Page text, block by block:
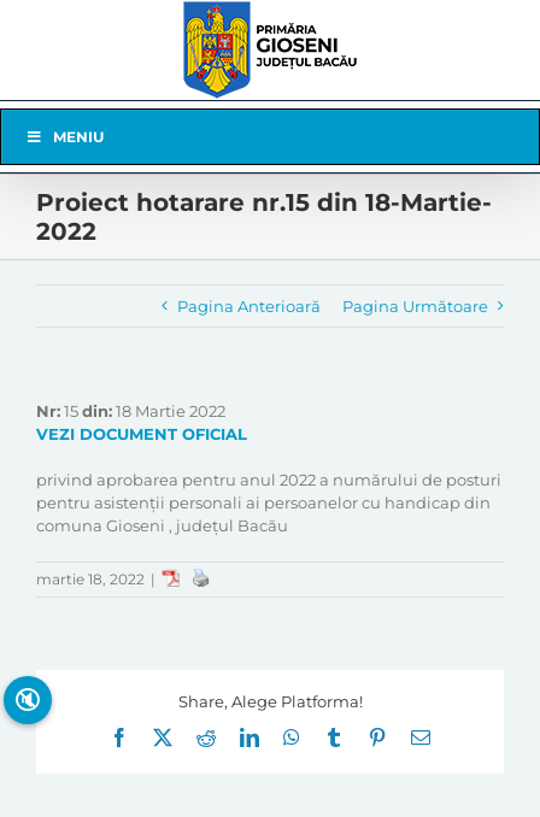
Navigation
MENIU
Proiect hotarare nr.15 din 18-Martie-
2022
Pagina Anterioară Pagina Următoare
Nr:15din:18 Martie 2022
VEZI DOCUMENT OFICIAL
privind aprobarea pentru anul 2022 a numărului de posturi
pentru asistenţii personali ai persoanelor cu handicap din
comuna Gioseni , județul Bacău
martie 18, 2022 |
Share, Alege Platforma!
Facebook
RedditLinkedInWhatsApp
Tumblr Pinterest
E-
🔇